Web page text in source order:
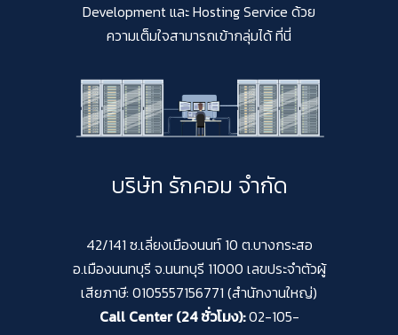
Development และ Hosting Service ด้วย
ความเต็มใจสามารถเข้ากลุ่มได้ ที่นี่
บริษัท รักคอม จำกัด
42/141 ซ.เลี่ยงเมืองนนท์ 10 ต.บางกระสอ
อ.เมืองนนทบุรี จ.นนทบุรี 11000 เลขประจำตัวผู้
เสียภาษี: 0105557156771 (สำนักงานใหญ่)
Call Center (24 ชั่วโมง):02-105-